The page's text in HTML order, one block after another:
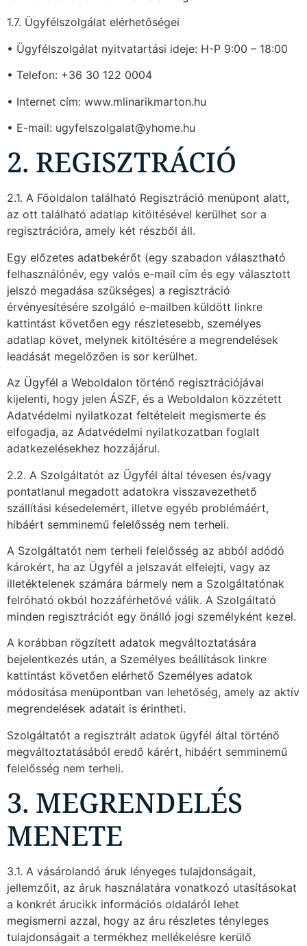
1.7. Ügyfélszolgálat elérhetőségei
• Ügyfélszolgálat nyitvatartási ideje: H-P 9:00 – 18:00
• Telefon: +36 30 122 0004
• Internet cím: www.mlinarikmarton.hu
• E-mail: ugyfelszolgalat@yhome.hu
2. REGISZTRÁCIÓ
2.1. A Főoldalon található Regisztráció menüpont alatt,
az ott található adatlap kitöltésével kerülhet sor a
regisztrációra, amely két részből áll.
Egy előzetes adatbekérőt (egy szabadon választható
felhasználónév, egy valós e-mail cím és egy választott
jelszó megadása szükséges) a regisztráció
érvényesítésére szolgáló e-mailben küldött linkre
kattintást követően egy részletesebb, személyes
adatlap követ, melynek kitöltésére a megrendelések
leadását megelőzően is sor kerülhet.
Az Ügyfél a Weboldalon történő regisztrációjával
kijelenti, hogy jelen ÁSZF, és a Weboldalon közzétett
Adatvédelmi nyilatkozat feltételeit megismerte és
elfogadja, az Adatvédelmi nyilatkozatban foglalt
adatkezelésekhez hozzájárul.
2.2. A Szolgáltatót az Ügyfél által tévesen és/vagy
pontatlanul megadott adatokra visszavezethető
szállítási késedelemért, illetve egyéb problémáért,
hibáért semminemű felelősség nem terheli.
A Szolgáltatót nem terheli felelősség az abból adódó
károkért, ha az Ügyfél a jelszavát elfelejti, vagy az
illetéktelenek számára bármely nem a Szolgáltatónak
felróható okból hozzáférhetővé válik. A Szolgáltató
minden regisztrációt egy önálló jogi személyként kezel.
A korábban rögzített adatok megváltoztatására
bejelentkezés után, a Személyes beállítások linkre
kattintást követően elérhető Személyes adatok
módosítása menüpontban van lehetőség, amely az aktív
megrendelések adatait is érintheti.
Szolgáltatót a regisztrált adatok ügyfél által történő
megváltoztatásából eredő kárért, hibáért semminemű
felelősség nem terheli.
3. MEGRENDELÉS
MENETE
3.1. A vásárolandó áruk lényeges tulajdonságait,
jellemzőit, az áruk használatára vonatkozó utasításokat
a konkrét árucikk információs oldaláról lehet
megismerni azzal, hogy az áru részletes tényleges
tulajdonságait a termékhez mellékelésre kerülő